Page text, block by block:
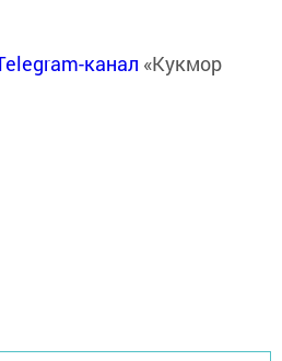
канал «Кукмор